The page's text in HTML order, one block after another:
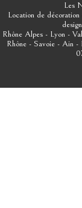
Les
Location de
Rhône Alpes - Lyon -
Rhône - Savoie - Ain